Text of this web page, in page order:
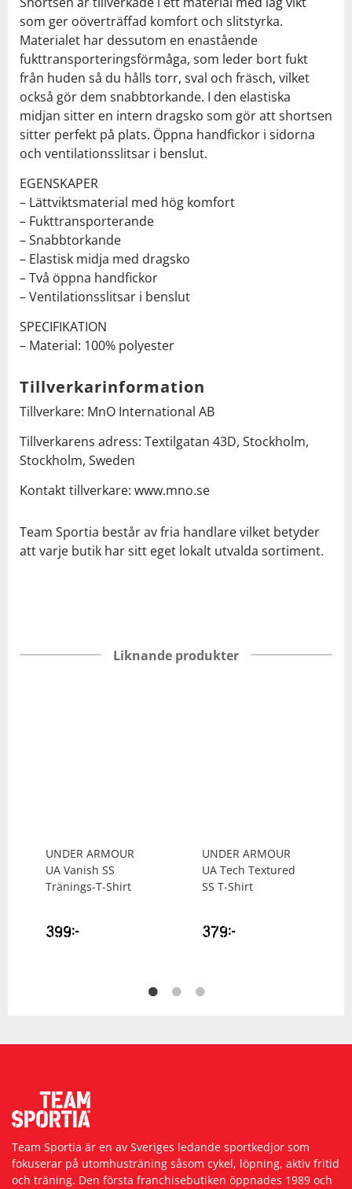
som ger oöverträffad komfort och slitstyrka.
Materialet har dessutom en enastående
fukttransporteringsförmåga, som leder bort fukt
från huden så du hålls torr, sval och fräsch, vilket
också gör dem snabbtorkande. I den elastiska
midjan sitter en intern dragsko som gör att shortsen
sitter perfekt på plats. Öppna handfickor i sidorna
och ventilationsslitsar i benslut.
EGENSKAPER
– Lättviktsmaterial med hög komfort
– Fukttransporterande
– Snabbtorkande
– Elastisk midja med dragsko
– Två öppna handfickor
– Ventilationsslitsar i benslut
SPECIFIKATION
– Material: 100% polyester
Tillverkarinformation
Tillverkare: MnO International AB
Tillverkarens adress: Textilgatan 43D, Stockholm,
Stockholm, Sweden
Kontakt tillverkare: www.mno.se
Team Sportia består av fria handlare vilket betyder
att varje butik har sitt eget lokalt utvalda sortiment.
Liknande produkter
UNDER ARMOUR
UA Vanish SS
Tränings-T-Shirt
399kr
UNDER ARMOUR
UA Tech Textured
SS T-Shirt
379kr
Team Sportia är en av Sveriges ledande sportkedjor som
fokuserar på utomhusträning såsom cykel, löpning, aktiv fritid
och träning. Den första franchisebutiken öppnades 1989 och